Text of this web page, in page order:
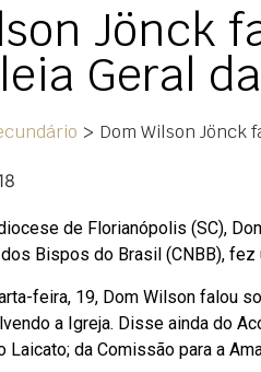
Jönck
Geral
> Dom Wilson Jönck
de Florianópolis (SC),
Bispos do Brasil (CNBB),
feira, 19, Dom Wilson falou
a Igreja. Disse ainda do
Laicato; da Comissão para a